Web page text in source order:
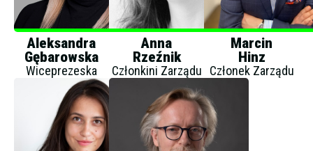
Aleksandra
Gębarowska
Wiceprezeska
Anna
Rzeźnik
Członkini Zarządu
Marcin
Hinz
Członek Zarządu